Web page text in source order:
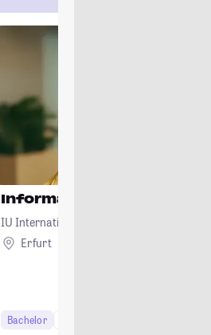
Informatik
IU Internationale Hochschule
Erfurt
Bachelor